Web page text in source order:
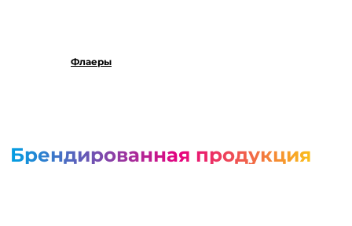
Флаеры
Брендированная продукция